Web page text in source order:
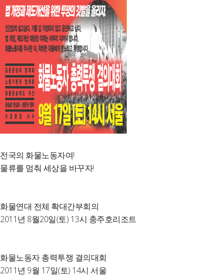
전국의 화물노동자여!
물류를 멈춰 세상을 바꾸자!
화물연대 전체 확대간부회의
2011년 8월20일(토) 13시 충주호리조트
화물노동자 총력투쟁 결의대회
2011년 9월 17일(토) 14시 서울